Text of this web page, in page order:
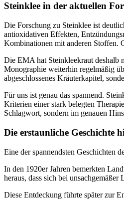
Steinklee in der aktuellen
Die Forschung zu Steinklee ist
antioxidativen Effekten,
Kombinationen mit anderen Stoffen.
Die EMA hat Steinkleekraut deshalb
Monographie weiterhin regelmäßig
abgeschlossenes Kräuterkapitel,
Für uns ist genau das spannend.
Kriterien einer stark belegten
Schlagwort, sondern im genauen
Die erstaunliche Geschichte
Eine der spannendsten Geschichten
In den 1920er Jahren bemerkten
heraus, dass sich bei
Diese Entdeckung führte später zur